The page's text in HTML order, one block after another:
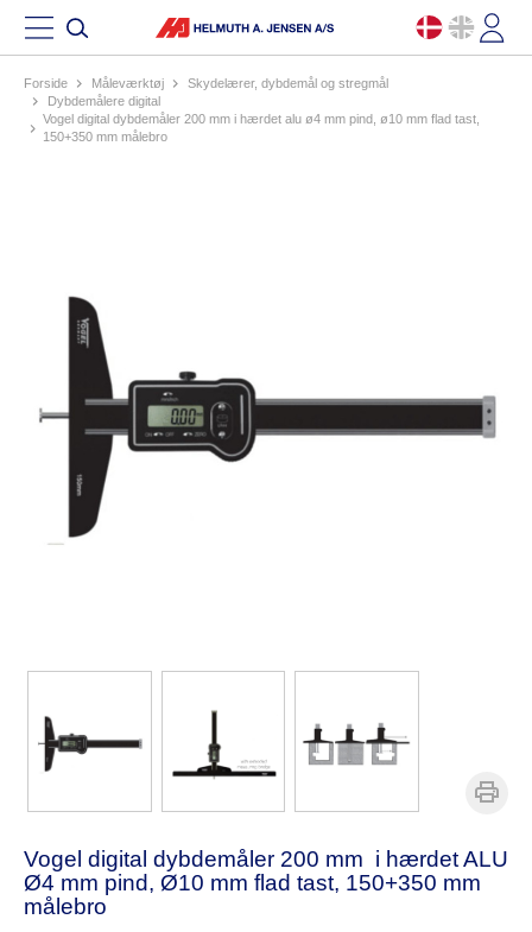
Forside måleværktøj
skydelærer, dybdemål og stregmål
dybdemålere digital
vogel digital dybdemåler 200 mm i hærdet alu ø4 mm pind, ø10 mm flad tast,
150+350 mm målebro
Vogel digital dybdemåler 200 mm i hærdet ALU
Ø4 mm pind, Ø10 mm flad tast, 150+350 mm
målebro